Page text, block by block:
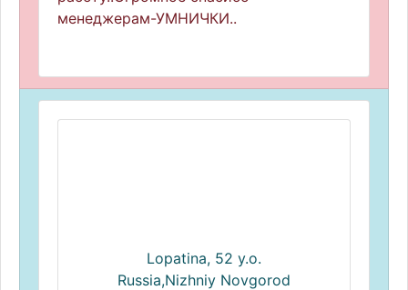
менеджерам-УМНИЧКИ..
Lopatina, 52 y.o.
Russia,Nizhniy Novgorod